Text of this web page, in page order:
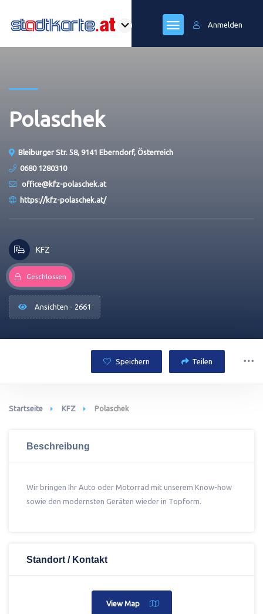
Anmelden
Polaschek
Bleiburger Str. 58, 9141 Eberndorf, Österreich
0680 1280310
office@kfz-polaschek.at
https://kfz-polaschek.at/
KFZ
Geschlossen
Ansichten - 2661
Speichern Teilen
Startseite KFZ Polaschek
Beschreibung
Wir bringen Ihr Auto oder Motorrad mit unserem Know-how
sowie den modernsten Geräten wieder in Topform.
Standort / Kontakt
View Map